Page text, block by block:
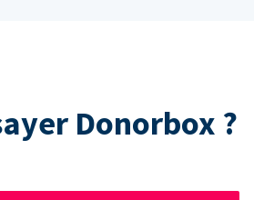
Donorbox ?